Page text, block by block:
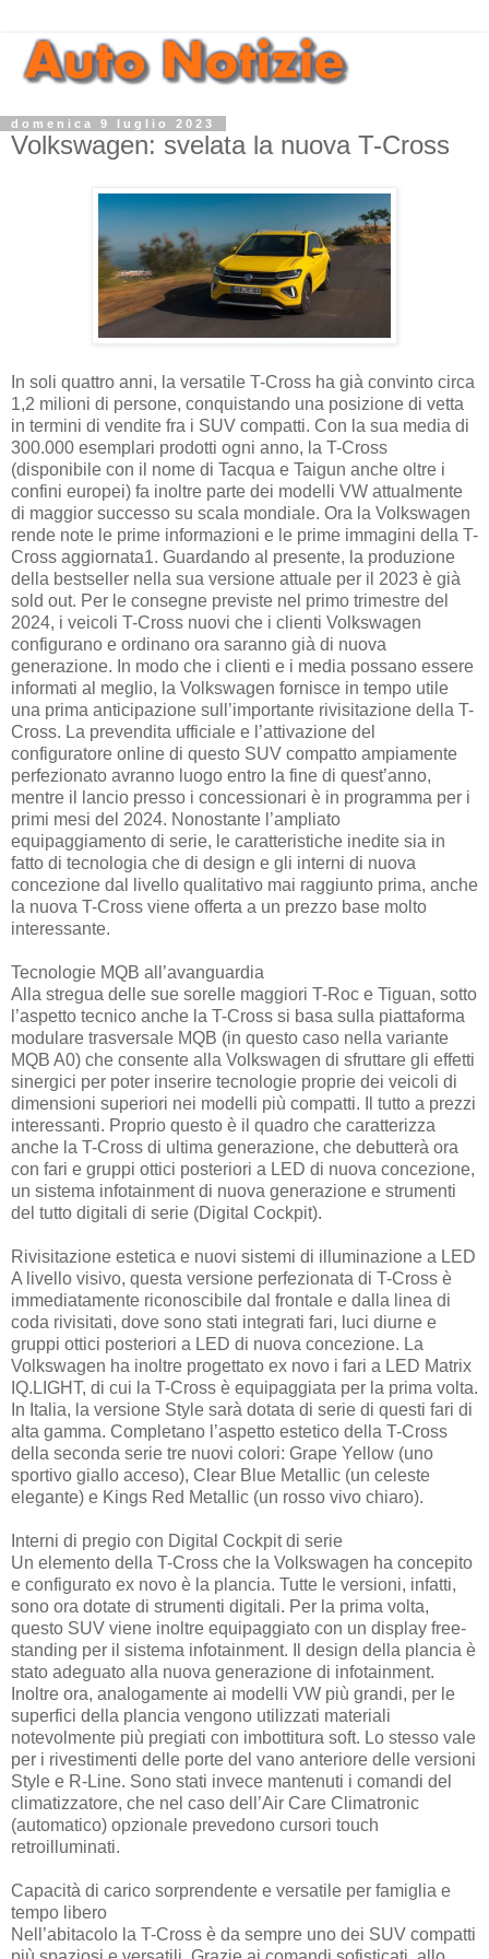
domenica 9 luglio 2023
Volkswagen: svelata la nuova T-Cross
In soli quattro anni, la versatile T-Cross ha già convinto circa
1,2 milioni di persone, conquistando una posizione di vetta
in termini di vendite fra i SUV compatti. Con la sua media di
300.000 esemplari prodotti ogni anno, la T-Cross
(disponibile con il nome di Tacqua e Taigun anche oltre i
confini europei) fa inoltre parte dei modelli VW attualmente
di maggior successo su scala mondiale. Ora la Volkswagen
rende note le prime informazioni e le prime immagini della T-
Cross aggiornata1. Guardando al presente, la produzione
della bestseller nella sua versione attuale per il 2023 è già
sold out. Per le consegne previste nel primo trimestre del
2024, i veicoli T-Cross nuovi che i clienti Volkswagen
configurano e ordinano ora saranno già di nuova
generazione. In modo che i clienti e i media possano essere
informati al meglio, la Volkswagen fornisce in tempo utile
una prima anticipazione sull’importante rivisitazione della T-
Cross. La prevendita ufficiale e l’attivazione del
configuratore online di questo SUV compatto ampiamente
perfezionato avranno luogo entro la fine di quest’anno,
mentre il lancio presso i concessionari è in programma per i
primi mesi del 2024. Nonostante l’ampliato
equipaggiamento di serie, le caratteristiche inedite sia in
fatto di tecnologia che di design e gli interni di nuova
concezione dal livello qualitativo mai raggiunto prima, anche
la nuova T-Cross viene offerta a un prezzo base molto
interessante.
Tecnologie MQB all’avanguardia
Alla stregua delle sue sorelle maggiori T-Roc e Tiguan, sotto
l’aspetto tecnico anche la T-Cross si basa sulla piattaforma
modulare trasversale MQB (in questo caso nella variante
MQB A0) che consente alla Volkswagen di sfruttare gli effetti
sinergici per poter inserire tecnologie proprie dei veicoli di
dimensioni superiori nei modelli più compatti. Il tutto a prezzi
interessanti. Proprio questo è il quadro che caratterizza
anche la T-Cross di ultima generazione, che debutterà ora
con fari e gruppi ottici posteriori a LED di nuova concezione,
un sistema infotainment di nuova generazione e strumenti
del tutto digitali di serie (Digital Cockpit).
Rivisitazione estetica e nuovi sistemi di illuminazione a LED
A livello visivo, questa versione perfezionata di T-Cross è
immediatamente riconoscibile dal frontale e dalla linea di
coda rivisitati, dove sono stati integrati fari, luci diurne e
gruppi ottici posteriori a LED di nuova concezione. La
Volkswagen ha inoltre progettato ex novo i fari a LED Matrix
IQ.LIGHT, di cui la T-Cross è equipaggiata per la prima volta.
In Italia, la versione Style sarà dotata di serie di questi fari di
alta gamma. Completano l’aspetto estetico della T-Cross
della seconda serie tre nuovi colori: Grape Yellow (uno
sportivo giallo acceso), Clear Blue Metallic (un celeste
elegante) e Kings Red Metallic (un rosso vivo chiaro).
Interni di pregio con Digital Cockpit di serie
Un elemento della T-Cross che la Volkswagen ha concepito
e configurato ex novo è la plancia. Tutte le versioni, infatti,
sono ora dotate di strumenti digitali. Per la prima volta,
questo SUV viene inoltre equipaggiato con un display free-
standing per il sistema infotainment. Il design della plancia è
stato adeguato alla nuova generazione di infotainment.
Inoltre ora, analogamente ai modelli VW più grandi, per le
superfici della plancia vengono utilizzati materiali
notevolmente più pregiati con imbottitura soft. Lo stesso vale
per i rivestimenti delle porte del vano anteriore delle versioni
Style e R-Line. Sono stati invece mantenuti i comandi del
climatizzatore, che nel caso dell’Air Care Climatronic
(automatico) opzionale prevedono cursori touch
retroilluminati.
Capacità di carico sorprendente e versatile per famiglia e
tempo libero
Nell’abitacolo la T-Cross è da sempre uno dei SUV compatti